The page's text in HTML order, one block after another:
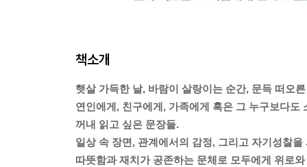
책소개
햇살 가득한 날, 바람이 살랑이는 순간, 문득 떠오
연인에게, 친구에게, 가족에게 혹은 그 누구보다도
꺼내 읽고 싶은 문장들.
일상 속 장면, 관계에서의 감정, 그리고 자기성찰
따뜻함과 재치가 공존하는 문체로 모두에게 위로